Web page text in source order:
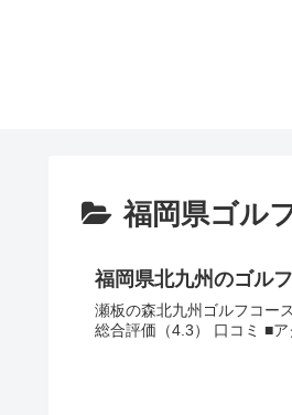
福岡県ゴル
福岡県北九州のゴル
瀬板の森北九州ゴルフコース 丘陵コース。恵まれた立地の中に多くのバリエーションを盛り込んでバランスがとれている